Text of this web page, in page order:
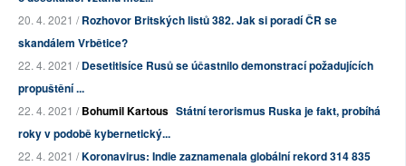
20. 4. 2021 /Rozhovor Britských listů 382. Jak si poradí ČR se
skandálem Vrbětice?
22. 4. 2021 /Desetitisíce Rusů se účastnilo demonstrací požadujících
propuštění ...
22. 4. 2021 /Bohumil Kartous Státní terorismus Ruska je fakt, probíhá
roky v podobě kybernetický...
22. 4. 2021 /Koronavirus: Indie zaznamenala globální rekord 314 835